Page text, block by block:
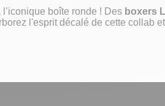
boîte ronde ! Des boxers
l'esprit décalé de cette collab